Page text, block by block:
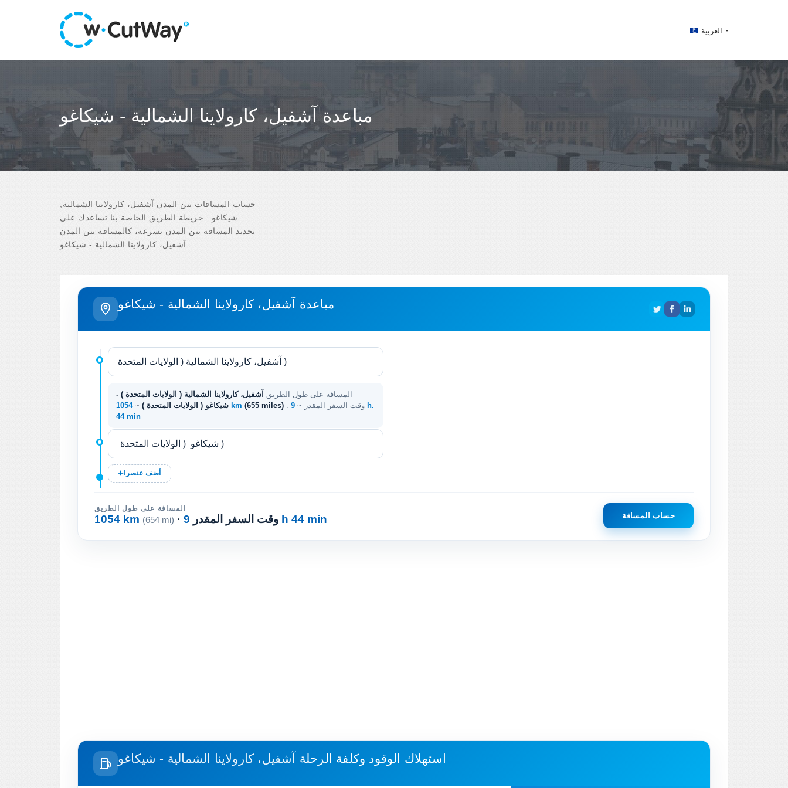
العربية
مباعدة آشفيل، كارولاينا الشمالية - شيكاغو
حساب المسافات بين المدن آشفيل، كارولاينا الشمالية,
شيكاغو . خريطة الطريق الخاصة بنا تساعدك على
تحديد المسافة بين المدن بسرعة، كالمسافة بين المدن
مباعدة آشفيل، كارولاينا الشمالية - شيكاغو
المسافة على طول الطريق آشفيل، كارولاينا الشمالية ( الولايات المتحدة ) -
شيكاغو ( الولايات المتحدة ) ~ 1054 km (655 miles) . وقت السفر المقدر ~ 9 h.
44 min
أضف عنصرا
المسافة على طول الطريق
1054 km (654 mi) · وقت السفر المقدر 9 h 44 min حساب المسافة
استهلاك الوقود وكلفة الرحلة آشفيل، كارولاينا الشمالية - شيكاغو